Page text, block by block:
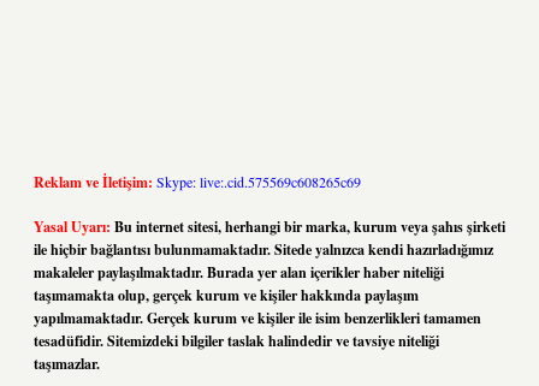
Reklam ve İletişim: Skype: live:.cid.575569c608265c69
Yasal Uyarı: Bu internet sitesi, herhangi bir marka, kurum veya şahıs şirketi
ile hiçbir bağlantısı bulunmamaktadır. Sitede yalnızca kendi hazırladığımız
makaleler paylaşılmaktadır. Burada yer alan içerikler haber niteliği
taşımamakta olup, gerçek kurum ve kişiler hakkında paylaşım
yapılmamaktadır. Gerçek kurum ve kişiler ile isim benzerlikleri tamamen
tesadüfidir. Sitemizdeki bilgiler taslak halindedir ve tavsiye niteliği
taşımazlar.